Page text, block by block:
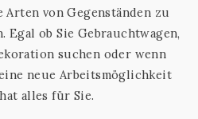
von Gegenständen zu
Egal ob Sie Gebrauchtwagen,
suchen oder wenn
neue Arbeitsmöglichkeit
alles für Sie.